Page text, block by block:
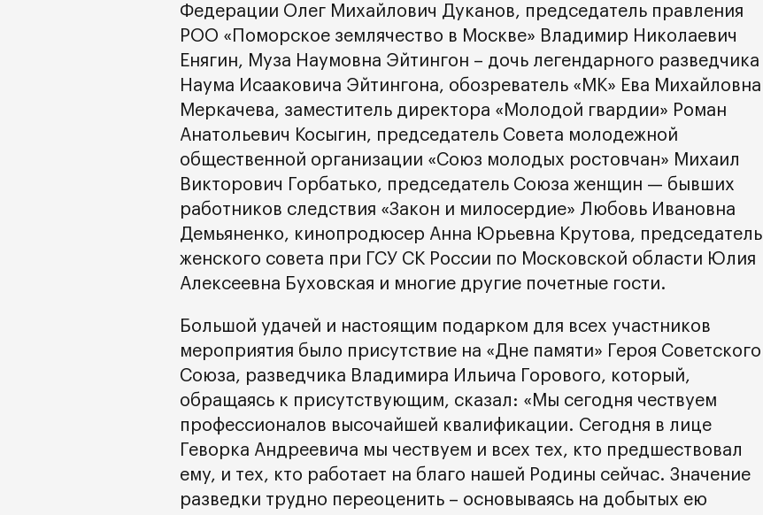
Федерации Олег Михайлович Дуканов, председатель правления
РОО «Поморское землячество в Москве» Владимир Николаевич
Енягин, Муза Наумовна Эйтингон – дочь легендарного разведчика
Наума Исааковича Эйтингона, обозреватель «МК» Ева Михайловна
Меркачева, заместитель директора «Молодой гвардии» Роман
Анатольевич Косыгин, председатель Совета молодежной
общественной организации «Союз молодых ростовчан» Михаил
Викторович Горбатько, председатель Союза женщин — бывших
работников следствия «Закон и милосердие» Любовь Ивановна
Демьяненко, кинопродюсер Анна Юрьевна Крутова, председатель
женского совета при ГСУ СК России по Московской области Юлия
Алексеевна Буховская и многие другие почетные гости.
Большой удачей и настоящим подарком для всех участников
мероприятия было присутствие на «Дне памяти» Героя Советского
Союза, разведчика Владимира Ильича Горового, который,
обращаясь к присутствующим, сказал: «Мы сегодня чествуем
профессионалов высочайшей квалификации. Сегодня в лице
Геворка Андреевича мы чествуем и всех тех, кто предшествовал
ему, и тех, кто работает на благо нашей Родины сейчас. Значение
разведки трудно переоценить – основываясь на добытых ею